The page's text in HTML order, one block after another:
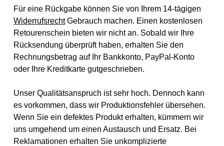
Für eine Rückgabe können Sie von Ihrem 14-tägigen
WiderrufsrechtGebrauch machen. Einen kostenlosen
Retourenschein bieten wir nicht an. Sobald wir Ihre
Rücksendung überprüft haben, erhalten Sie den
Rechnungsbetrag auf Ihr Bankkonto, PayPal-Konto
oder Ihre Kreditkarte gutgeschrieben.
Unser Qualitätsanspruch ist sehr hoch. Dennoch kann
es vorkommen, dass wir Produktionsfehler übersehen.
Wenn Sie ein defektes Produkt erhalten, kümmern wir
uns umgehend um einen Austausch und Ersatz. Bei
Reklamationen erhalten Sie unkomplizierte